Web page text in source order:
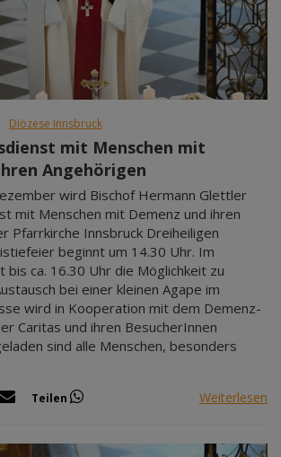
Diözese Innsbruck
mit Menschen mit
Angehörigen
wird Bischof Hermann Glettler
mit Menschen mit Demenz und ihren
Pfarrkirche Innsbruck Dreiheiligen
beginnt um 14.30 Uhr. Im
bis ca. 16.30 Uhr die Möglichkeit zu
bei einer kleinen Agape im
wird in Kooperation mit dem Demenz-
Caritas und ihren BesucherInnen
sind alle Menschen, besonders
Teilen Weiterlesen